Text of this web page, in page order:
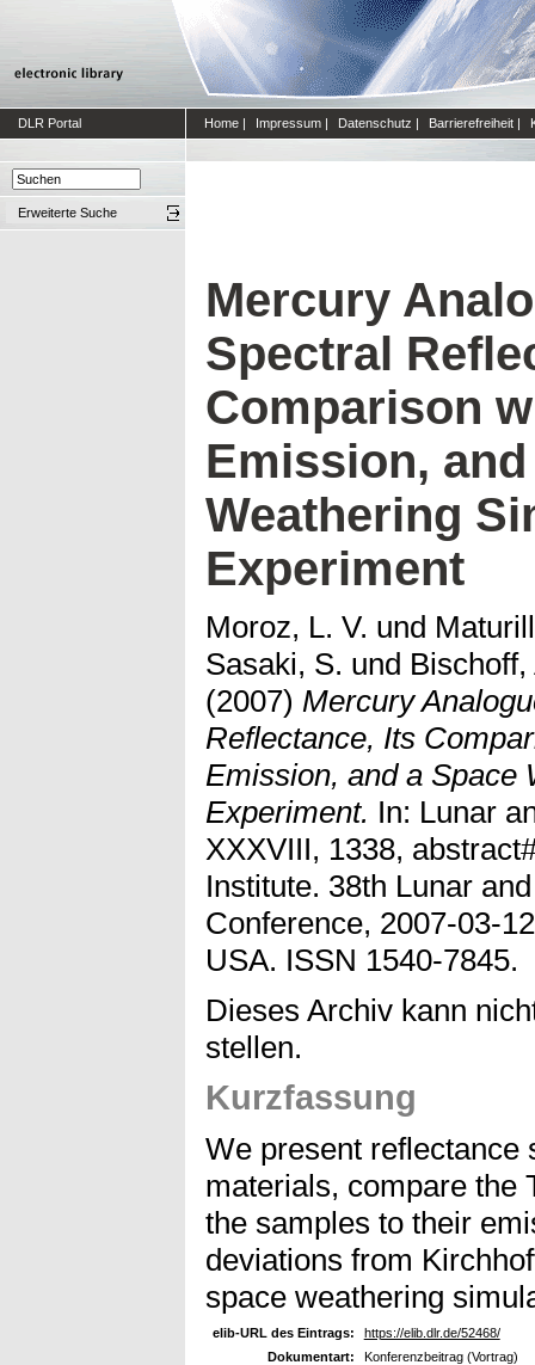
DLR Portal Home | Impressum | Datenschutz | Barrierefreiheit |
Erweiterte Suche
Mercury
Spectral
Comparison
Emission,
Weathering
Experiment
Moroz, L. V. und
Sasaki, S. und Bischoff,
(2007) Mercury
Reflectance, Its
Emission, and a Space
Experiment. In: Lunar
XXXVIII, 1338,
Institute. 38th Lunar
Conference, 2007-03-
USA. ISSN 1540-7845.
Dieses Archiv kann
stellen.
Kurzfassung
We present reflectance
materials, compare the
the samples to their
deviations from
space weathering
elib-URL des Eintrags:
https://elib.dlr.de/52468/
Dokumentart:
Konferenzbeitrag (Vortrag)